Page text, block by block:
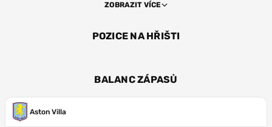
ZOBRAZIT VÍCE
POZICE NA HŘIŠTI
BALANC ZÁPASŮ
Aston Villa